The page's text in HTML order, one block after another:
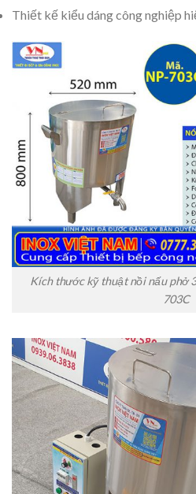
Thiết kế kiểu dáng công nghiệp
Kích thước kỹ thuật nồi nấu phở
703C